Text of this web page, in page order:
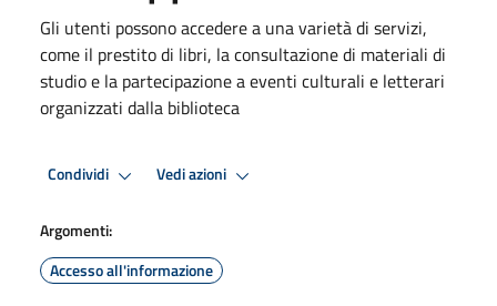
Gli utenti possono accedere a una varietà di servizi,
come il prestito di libri, la consultazione di materiali di
studio e la partecipazione a eventi culturali e letterari
organizzati dalla biblioteca
Condividi Vedi azioni
Argomenti:
Accesso all'informazione